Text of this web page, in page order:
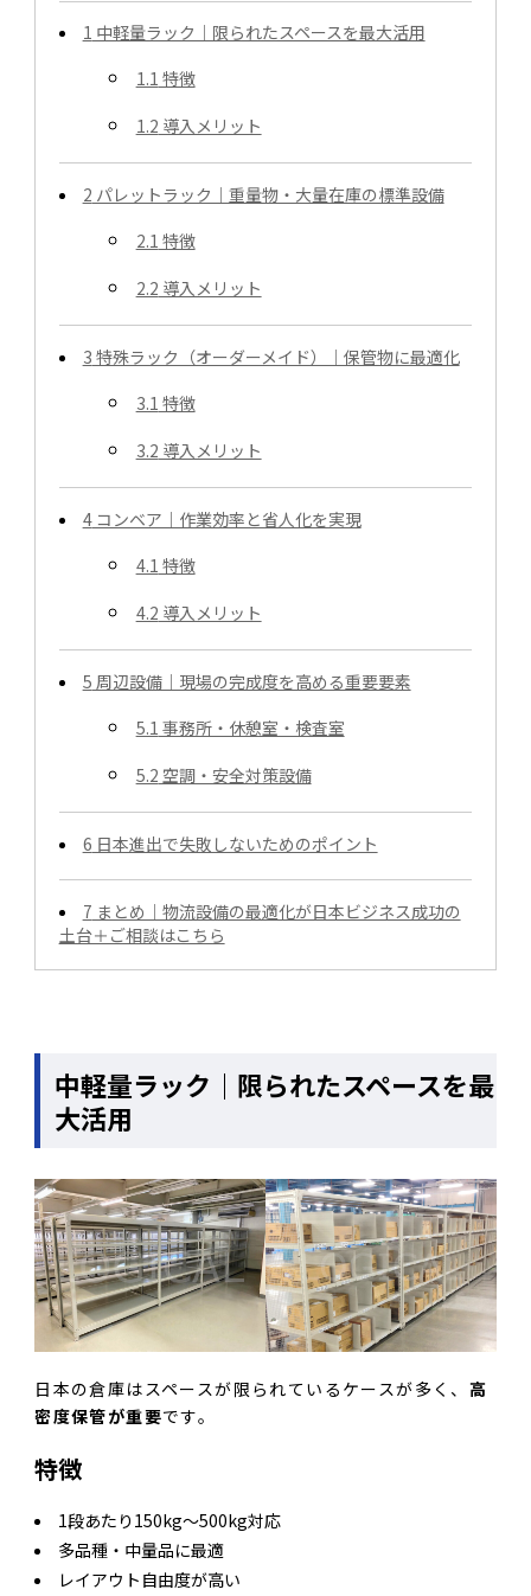
1 中軽量ラック｜限られたスペースを最大活用
1.1 特徴
1.2 導入メリット
2 パレットラック｜重量物・大量在庫の標準設備
2.1 特徴
2.2 導入メリット
3 特殊ラック（オーダーメイド）｜保管物に最適化
3.1 特徴
3.2 導入メリット
4コンベア｜作業効率と省人化を実現
4.1 特徴
4.2 導入メリット
5 周辺設備｜現場の完成度を高める重要要素
5.1 事務所・休憩室・検査室
5.2 空調・安全対策設備
6 日本進出で失敗しないためのポイント
7 まとめ｜物流設備の最適化が日本ビジネス成功の
土台＋ご相談はこちら
中軽量ラック｜限られたスペースを最
大活用
日本の倉庫はスペースが限られているケースが多く、 高
密度保管が重要です。
特徴
1段あたり150kg〜500kg対応
多品種・中量品に最適
レイアウト自由度が高い